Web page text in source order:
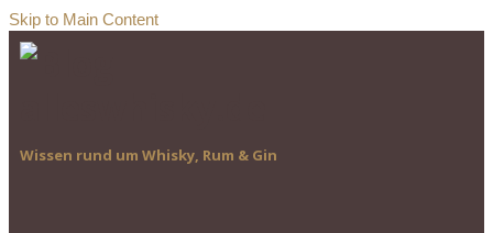
Skip to Main Content
Wissen rund um Whisky, Rum & Gin